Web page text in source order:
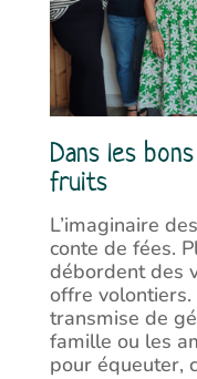
Dans les
fruits
L’imaginaire
conte de fées.
débordent des
offre
transmise de
famille ou les
pour équeuter,